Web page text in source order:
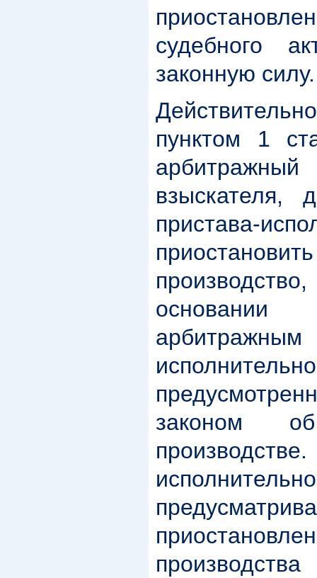
судебного
законную силу.
пунктом 1
взыскателя,
пристава-
законом об